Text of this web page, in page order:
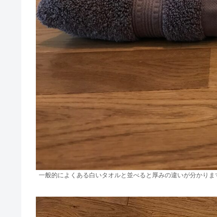
一般的によくある白いタオルと並べると厚みの違いが分かりま